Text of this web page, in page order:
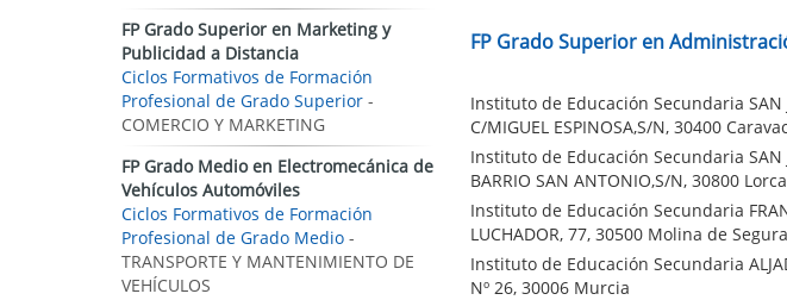
FP Grado Superior en
Instituto de Educación Secundaria SAN
C/MIGUEL ESPINOSA,S/N, 30400
Instituto de Educación Secundaria SAN
BARRIO SAN ANTONIO,S/N, 30800 Lorca
Instituto de Educación Secundaria
LUCHADOR, 77, 30500 Molina de Segura
Instituto de Educación Secundaria
Nº 26, 30006 Murcia
FP Grado Superior en Marketing y
Publicidad a Distancia
Ciclos Formativos de Formación
Profesional de Grado Superior -
COMERCIO Y MARKETING
FP Grado Medio en Electromecánica de
Vehículos Automóviles
Ciclos Formativos de Formación
Profesional de Grado Medio -
TRANSPORTE Y MANTENIMIENTO DE
VEHÍCULOS